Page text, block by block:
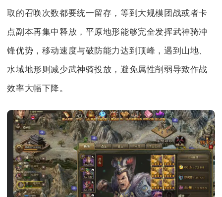
取的召唤次数都要统一留存，等到大规模团战或者卡
点副本再集中释放，平原地形能够完全发挥武神骑冲
锋优势，移动速度与破防能力达到顶峰，遇到山地、
水域地形则减少武神骑投放，避免属性削弱导致作战
效率大幅下降。